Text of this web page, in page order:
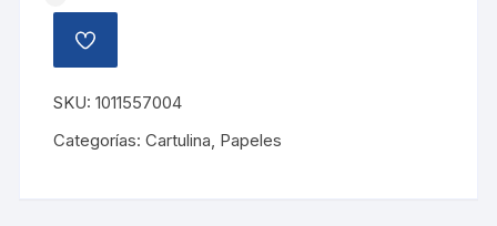
OSCURO
cantidad
AÑADIR
A
LISTA
DE
DESEOS
SKU:1011557004
Categorías:Cartulina, Papeles